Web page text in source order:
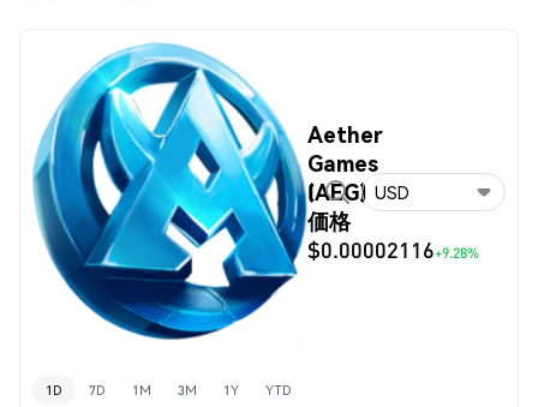
Aether
Games
(AEG)
価格
$0.00002116+9.28%
USD
1D 7D 1M 3M 1Y YTD